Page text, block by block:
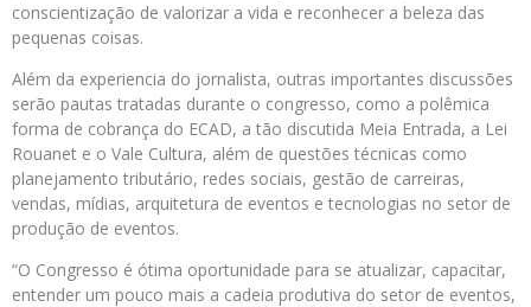
conscientização de valorizar a vida e reconhecer a beleza das
pequenas coisas.
Além da experiencia do jornalista, outras importantes discussões
serão pautas tratadas durante o congresso, como a polêmica
forma de cobrança do ECAD, a tão discutida Meia Entrada, a Lei
Rouanet e o Vale Cultura, além de questões técnicas como
planejamento tributário, redes sociais, gestão de carreiras,
vendas, mídias, arquitetura de eventos e tecnologias no setor de
produção de eventos.
“O Congresso é ótima oportunidade para se atualizar, capacitar,
entender um pouco mais a cadeia produtiva do setor de eventos,